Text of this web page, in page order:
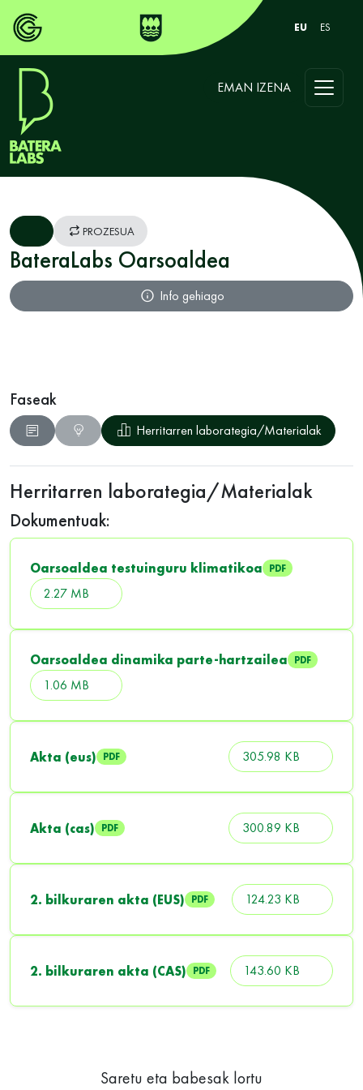
EU ES
EMAN IZENA
PROZESUA
BateraLabs Oarsoaldea
Info gehiago
Faseak
Herritarren laborategia/Materialak
Herritarren laborategia/Materialak
Dokumentuak:
Oarsoaldea testuinguru klimatikoa PDF
2.27 MB
Oarsoaldea dinamika parte-hartzailea PDF
1.06 MB
Akta (eus) PDF 305.98 KB
Akta (cas) PDF 300.89 KB
2. bilkuraren akta (EUS) PDF 124.23 KB
2. bilkuraren akta (CAS) PDF 143.60 KB
Saretu eta babesak lortu